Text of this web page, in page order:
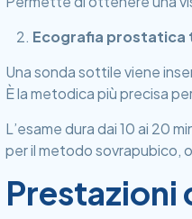
Ecografia prostatica
Una sonda sottile viene
È la metodica più precisa
L’esame dura dai 10 ai 20
per il metodo sovrapubico,
Prestazioni